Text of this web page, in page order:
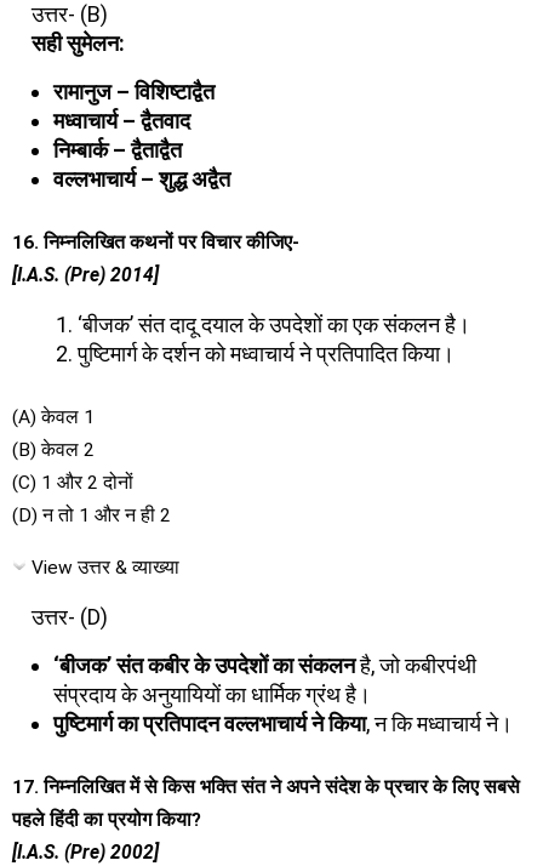
उत्तर- (B)
सही सुमेलन:
रामानुज – विशिष्टाद्वैत
मध्वाचार्य – द्वैतवाद
निम्बार्क – द्वैताद्वैत
वल्लभाचार्य – शुद्ध अद्वैत
16. निम्नलिखित कथनों पर विचार कीजिए-
[I.A.S. (Pre) 2014]
‘बीजक’ संत दादू दयाल के उपदेशों का एक संकलन है।
पुष्टिमार्ग के दर्शन को मध्वाचार्य ने प्रतिपादित किया।
(A) केवल 1
(B) केवल 2
(C) 1 और 2 दोनों
(D) न तो 1 और न ही 2
View उत्तर & व्याख्या
उत्तर- (D)
‘बीजक’ संत कबीर के उपदेशों का संकलनहै, जो कबीरपंथी
संप्रदाय के अनुयायियों का धार्मिक ग्रंथ है।
पुष्टिमार्ग का प्रतिपादन वल्लभाचार्य ने किया, न कि मध्वाचार्य ने।
17. निम्नलिखित में से किस भक्ति संत ने अपने संदेश के प्रचार के लिए सबसे
पहले हिंदी का प्रयोग किया?
[I.A.S. (Pre) 2002]